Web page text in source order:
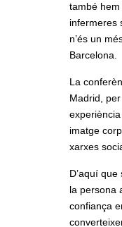
també
infermeres
n’és un
Barcelona.
La
Madrid,
imatge
xarxes
D’aquí
la persona
confiança